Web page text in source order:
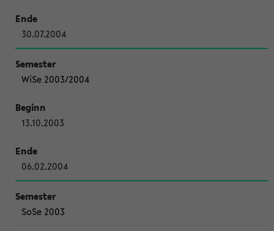
30.07.2004
WiSe 2003/2004
13.10.2003
06.02.2004
SoSe 2003